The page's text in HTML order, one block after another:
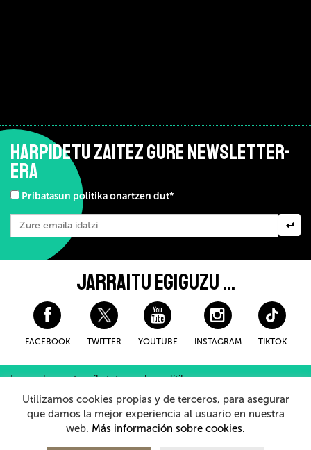
HARPIDETU ZAITEZ GURE NEWSLETTER-
ERA
Pribatasun politika onartzen dut*
JARRAITU EGIGUZU ...
FACEBOOK TWITTER YOUTUBE INSTAGRAM TIKTOK
Lege-oharra eta pribatutasuneko politika
Erosteko Baldintza Orokorroak
Cookieei buruzko politika
Barneko Informazio Sistema
Utilizamos cookies propias y de terceros, para asegurar
que damos la mejor experiencia al usuario en nuestra
web. Más información sobre cookies.